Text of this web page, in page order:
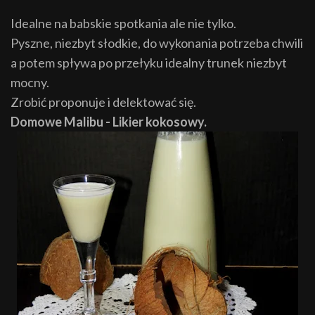
Idealne na babskie spotkania ale nie tylko.
Pyszne, niezbyt słodkie, do wykonania potrzeba chwili
a potem spływa po przełyku idealny trunek niezbyt
mocny.
Zrobić proponuje i delektować się.
Domowe Malibu - Likier kokosowy.